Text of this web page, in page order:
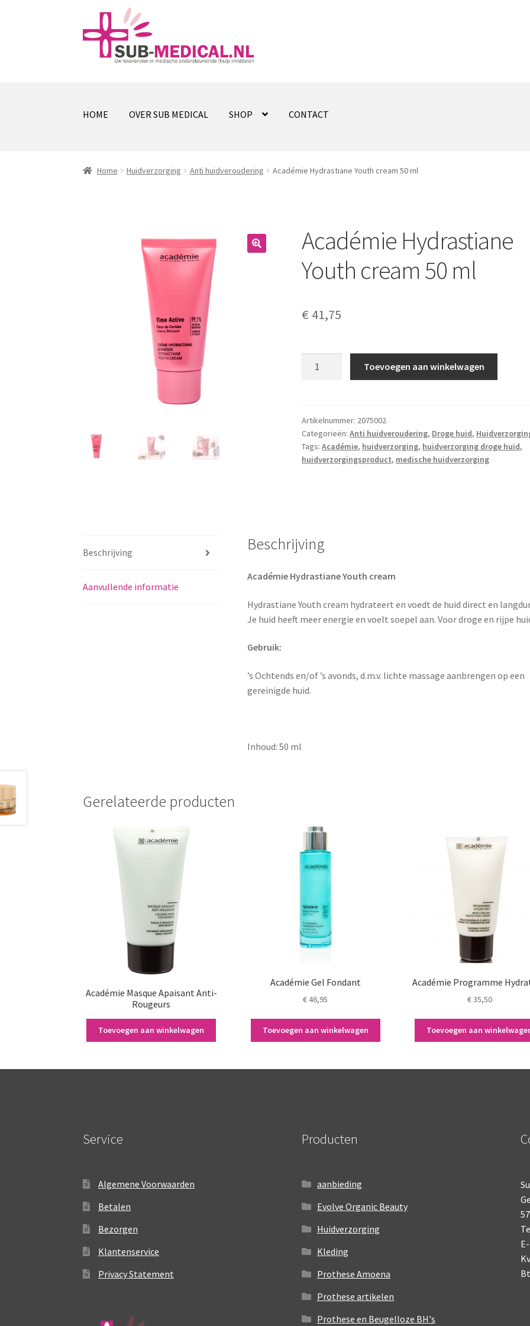
Ga
naar
Ga
HOME OVER SUB MEDICAL SHOP CONTACT
Home Huidverzorging Anti huidveroudering Académie Hydrastiane Youth cream 50 ml
Académie Hydrastiane
Youth cream 50 ml
€ 41,75
50
ml
aantal
Toevoegen aan winkelwagen
Artikelnummer: 2075002
Categorieën:Anti huidveroudering, Droge huid,
Tags:Académie, huidverzorging, huidverzorging droge huid,
huidverzorgingsproduct, medische huidverzorging
Beschrijving
Aanvullende informatie
Beschrijving
Académie Hydrastiane Youth cream
Hydrastiane Youth cream hydrateert en voedt de huid direct en
Je huid heeft meer energie en voelt soepel aan. Voor droge en rijpe
Gebruik:
’s Ochtends en/of ’s avonds, d.m.v. lichte massage aanbrengen op een
gereinigde huid.
Inhoud: 50 ml
Gerelateerde producten
Académie Masque Apaisant Anti-
Rougeurs
€38,00
Toevoegen aan winkelwagen
Académie Gel Fondant
€46,95
Toevoegen aan winkelwagen
Académie Programme
€35,50
Toevoegen aan
Service
Algemene Voorwaarden
Betalen
Bezorgen
Klantenservice
Privacy Statement
Producten
aanbieding
Evolve Organic Beauty
Huidverzorging
Kleding
Prothese Amoena
Prothese artikelen
Prothese en Beugelloze BH's